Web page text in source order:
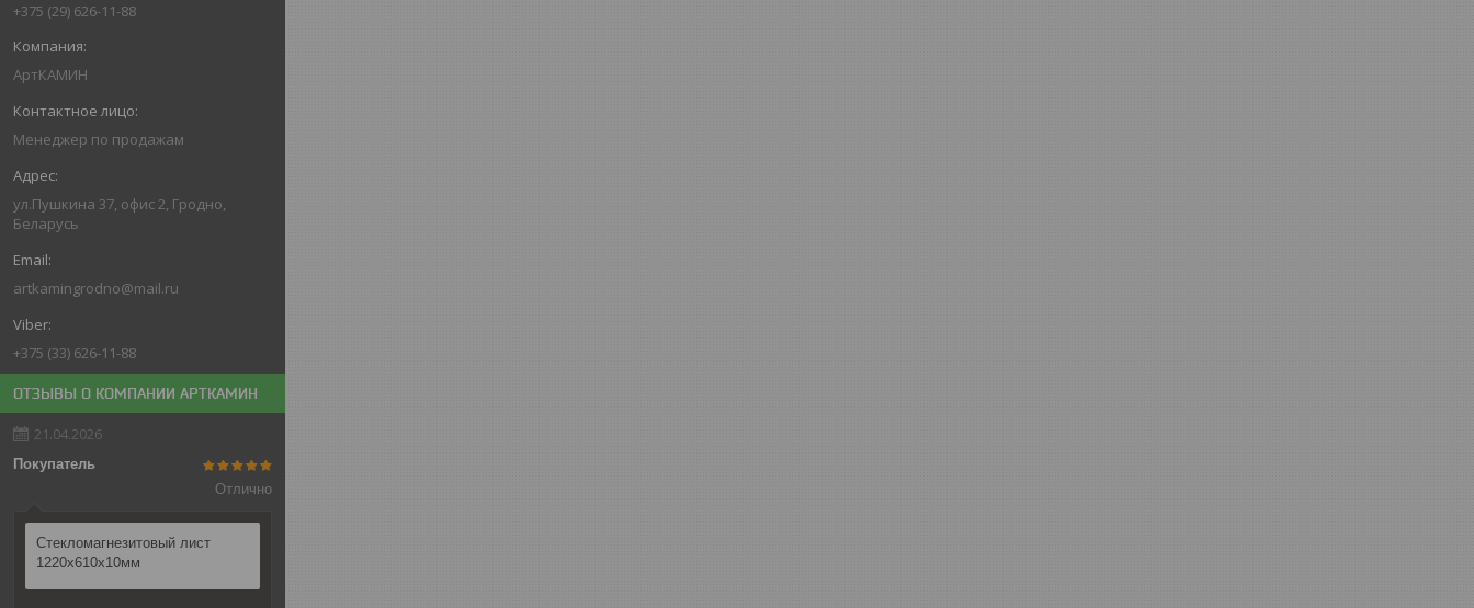
+375 (29) 626-11-88
АртКАМИН
Менеджер по продажам
ул.Пушкина 37, офис 2, Гродно,
Беларусь
artkamingrodno@mail.ru
+375 (33) 626-11-88
ОТЗЫВЫ О КОМПАНИИ АРТКАМИН
21.04.2026
Покупатель
Отлично
Стекломагнезитовый лист
1220х610х10мм